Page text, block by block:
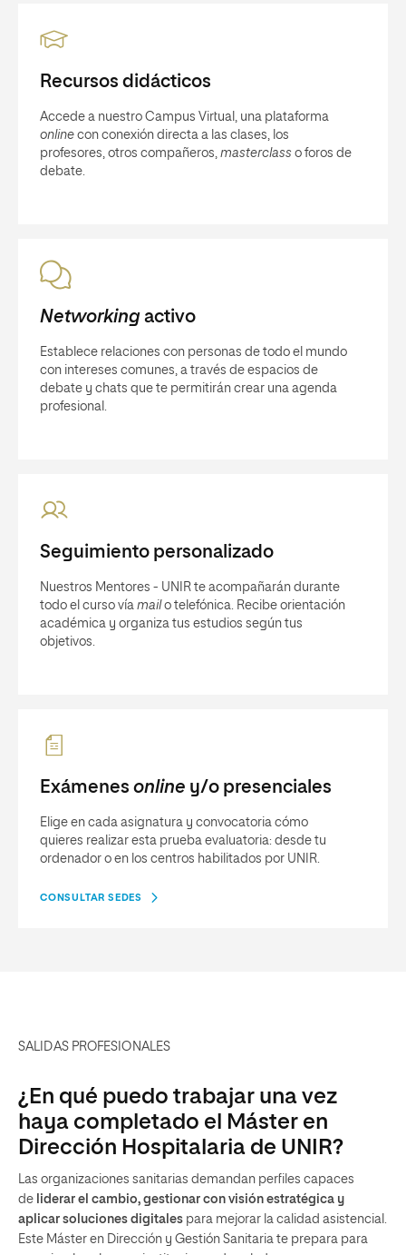
Recursos didácticos
Accede a nuestro Campus Virtual, una plataforma
online con conexión directa a las clases, los
profesores, otros compañeros, masterclass o foros de
debate.
Networkingactivo
Establece relaciones con personas de todo el mundo
con intereses comunes, a través de espacios de
debate y chats que te permitirán crear una agenda
profesional.
Seguimiento personalizado
Nuestros Mentores - UNIR te acompañarán durante
todo el curso vía mail o telefónica. Recibe orientación
académica y organiza tus estudios según tus
objetivos.
Exámenes online y/o presenciales
Elige en cada asignatura y convocatoria cómo
quieres realizar esta prueba evaluatoria: desde tu
ordenador o en los centros habilitados por UNIR.
CONSULTAR SEDES
SALIDAS PROFESIONALES
¿En qué puedo trabajar una vez
haya completado el Máster en
Dirección Hospitalaria de UNIR?
Las organizaciones sanitarias demandan perfiles capaces
de liderar el cambio, gestionar con visión estratégica y
aplicar soluciones digitales para mejorar la calidad asistencial.
Este Máster en Dirección y Gestión Sanitaria te prepara para